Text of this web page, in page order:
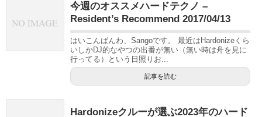
今週のオススメハードテクノ –
Resident’s Recommend 2017/04/13
はいこんばんわ、Sangoです。 最近はHardonizeくら
いしかDJ的なやつの出番が無い（無い時は舟を見に
行ってる）という日照りお...
記事を読む
Hardonizeクルーが選ぶ2023年のハード